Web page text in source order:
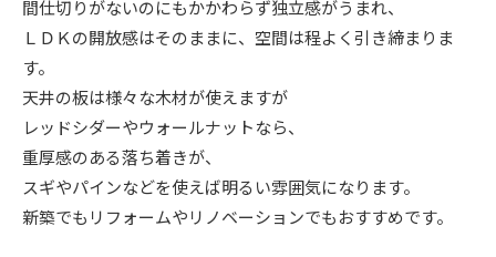
資料請求・お問い合わせ
間仕切りがないのにもかかわらず独立感がうまれ、
ＬＤＫの開放感はそのままに、空間は程よく引き締まりま
す。
天井の板は様々な木材が使えますが
レッドシダーやウォールナットなら、
重厚感のある落ち着きが、
スギやパインなどを使えば明るい雰囲気になります。
新築でもリフォームやリノベーションでもおすすめです。